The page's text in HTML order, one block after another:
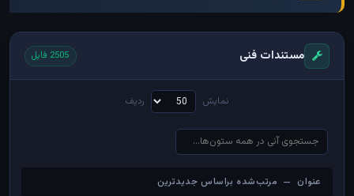
مستندات فنی 2505 فایل
نمایش ردیف
عنوان — مرتب‌شده براساس جدیدترین